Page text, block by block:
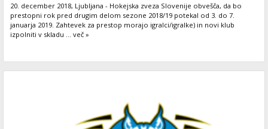
20. december 2018, Ljubljana - Hokejska zveza Slovenije obvešča, da bo
prestopni rok pred drugim delom sezone 2018/19 potekal od 3. do 7.
januarja 2019. Zahtevek za prestop morajo igralci/igralke) in novi klub
izpolniti v skladu ... več »